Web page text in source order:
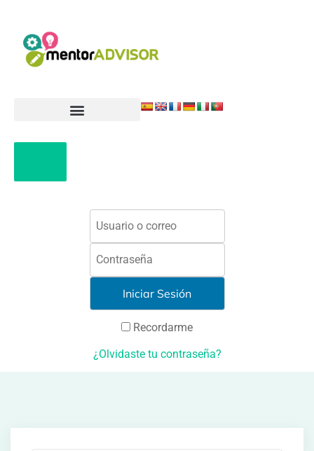
Recordarme
¿Olvidaste tu contraseña?